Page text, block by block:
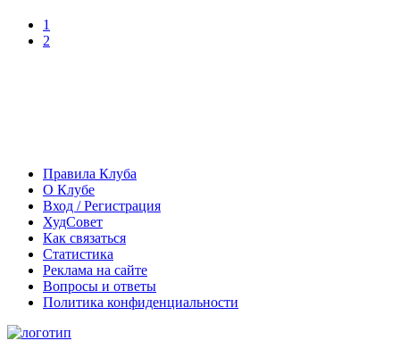
1
2
Правила Клуба
О Клубе
Вход / Регистрация
ХудСовет
Как связаться
Статистика
Реклама на сайте
Вопросы и ответы
Политика конфиденциальности